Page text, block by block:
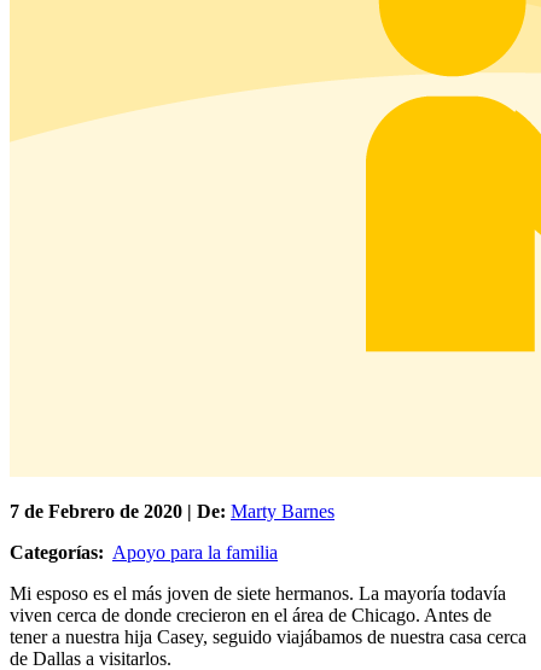
7 de Febrero de 2020 | De: Marty Barnes
Categorías: Apoyo para la familia
Mi esposo es el más joven de siete hermanos. La mayoría todavía
viven cerca de donde crecieron en el área de Chicago. Antes de
tener a nuestra hija Casey, seguido viajábamos de nuestra casa cerca
de Dallas a visitarlos.